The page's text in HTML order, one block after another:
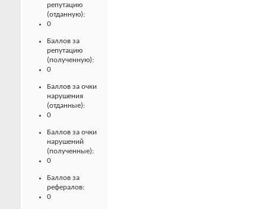
репутацию
(отданную):
0
Баллов за
репутацию
(полученную):
0
Баллов за очки
нарушения
(отданные):
0
Баллов за очки
нарушений
(полученные):
0
Баллов за
рефералов:
0